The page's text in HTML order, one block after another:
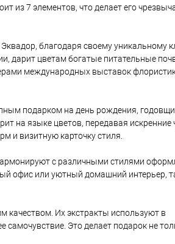
из 7 элементов, что делает его
благодаря своему уникальному
дарит цветам богатые питательные
международных выставок
подарком на день рождения,
на языке цветов, передавая искренние
и визитную карточку стиля.
с различными стилями
офис или уютный домашний интерьер,
качеством. Их экстракты используют в
самочувствие. Это делает подарок не